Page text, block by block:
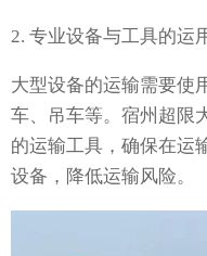
2. 专业设备与工具的运
大型设备的运输需要使
车、吊车等。宿州超限
的运输工具，确保在运
设备，降低运输风险。